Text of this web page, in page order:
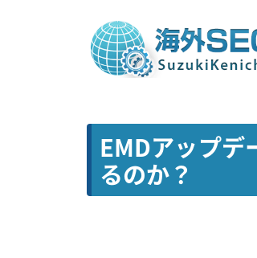
EMDアップデ
るのか？